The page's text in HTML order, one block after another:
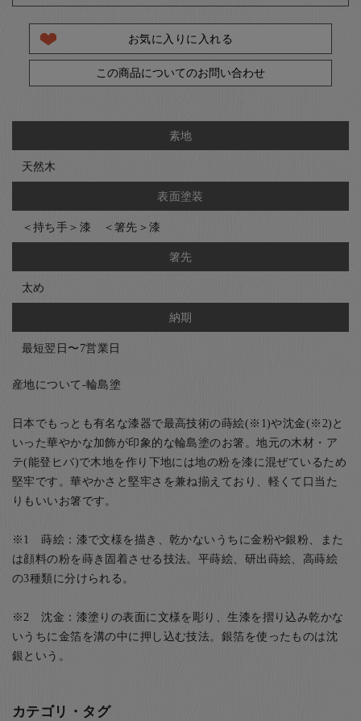
お気に入りに入れる
この商品についてのお問い合わせ
素地
天然木
表面塗装
＜持ち手＞漆 ＜箸先＞漆
箸先
太め
納期
最短翌日〜7営業日
産地について-輪島塗
日本でもっとも有名な漆器で最高技術の蒔絵(※1)や沈金(※2)と
いった華やかな加飾が印象的な輪島塗のお箸。地元の木材・ア
テ(能登ヒバ)で木地を作り下地には地の粉を漆に混ぜているため
堅牢です。華やかさと堅牢さを兼ね揃えており、軽くて口当た
りもいいお箸です。
※1 蒔絵：漆で文様を描き、乾かないうちに金粉や銀粉、また
は顔料の粉を蒔き固着させる技法。平蒔絵、研出蒔絵、高蒔絵
の3種類に分けられる。
※2 沈金：漆塗りの表面に文様を彫り、生漆を摺り込み乾かな
いうちに金箔を溝の中に押し込む技法。銀箔を使ったものは沈
銀という。
カテゴリ・タグ